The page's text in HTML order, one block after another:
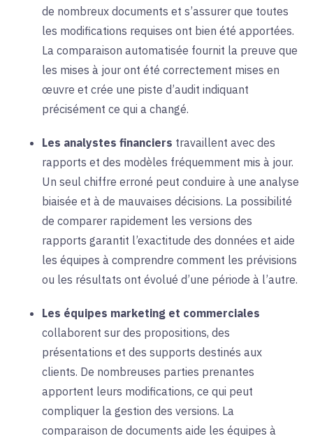
de nombreux documents et s’assurer que toutes
les modifications requises ont bien été apportées.
La comparaison automatisée fournit la preuve que
les mises à jour ont été correctement mises en
œuvre et crée une piste d’audit indiquant
précisément ce qui a changé.
Les analystes financiers travaillent avec des
rapports et des modèles fréquemment mis à jour.
Un seul chiffre erroné peut conduire à une analyse
biaisée et à de mauvaises décisions. La possibilité
de comparer rapidement les versions des
rapports garantit l’exactitude des données et aide
les équipes à comprendre comment les prévisions
ou les résultats ont évolué d’une période à l’autre.
Les équipes marketing et commerciales
collaborent sur des propositions, des
présentations et des supports destinés aux
clients. De nombreuses parties prenantes
apportent leurs modifications, ce qui peut
compliquer la gestion des versions. La
comparaison de documents aide les équipes à